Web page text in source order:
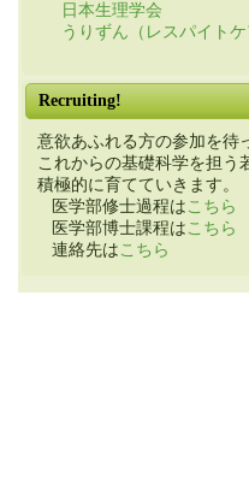
日本生理学会
うりずん（レスパイトケ
Recruiting!
意欲あふれる方の参加を待
これからの基礎科学を担う
積極的に育てていきます。
医学部修士過程は こちら
医学部博士課程は こちら
連絡先は こちら